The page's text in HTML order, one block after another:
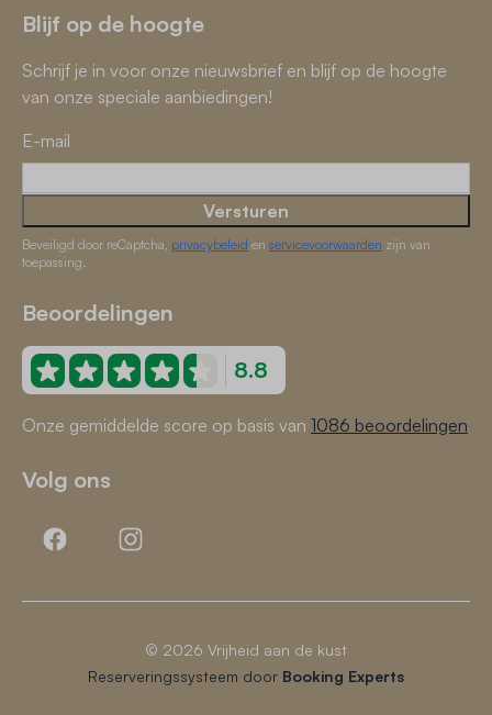
Blijf op de hoogte
Schrijf je in voor onze nieuwsbrief en blijf op de hoogte
van onze speciale aanbiedingen!
E-mail
Versturen
Beveiligd door reCaptcha, privacybeleid en servicevoorwaarden zijn van
toepassing.
Beoordelingen
8.8
Onze gemiddelde score op basis van 1086 beoordelingen
Volg ons
© 2026 Vrijheid aan de kust
Reserveringssysteem door Booking Experts